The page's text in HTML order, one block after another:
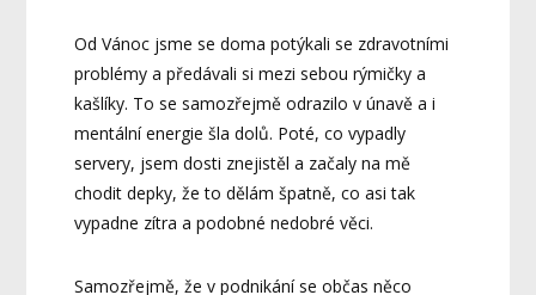
Od Vánoc jsme se doma potýkali se zdravotními
problémy a předávali si mezi sebou rýmičky a
kašlíky. To se samozřejmě odrazilo v únavě a i
mentální energie šla dolů. Poté, co vypadly
servery, jsem dosti znejistěl a začaly na mě
chodit depky, že to dělám špatně, co asi tak
vypadne zítra a podobné nedobré věci.
Samozřejmě, že v podnikání se občas něco